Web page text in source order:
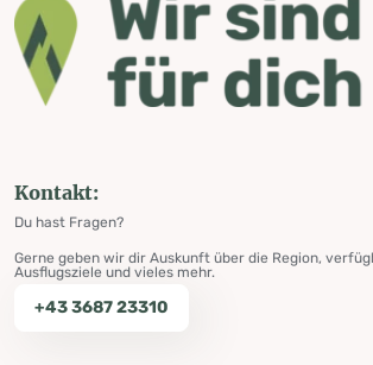
Kontakt:
Du hast Fragen?
Gerne geben wir dir Auskunft über die Region,
Ausflugsziele und vieles mehr.
+43 3687 23310